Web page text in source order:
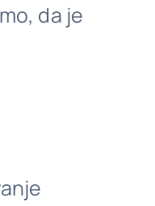
da je